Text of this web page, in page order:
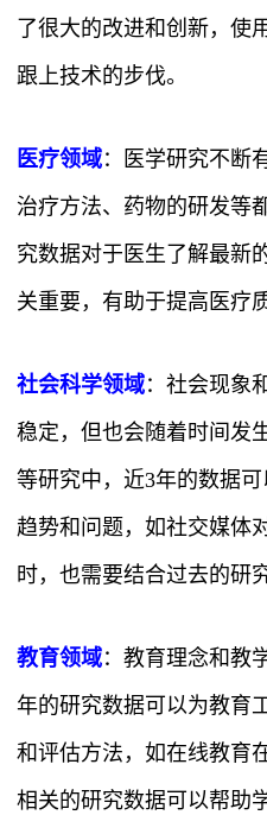
了很大的改进和创新，使
跟上技术的步伐。
医疗领域：医学研究不断
治疗方法、药物的研发等
究数据对于医生了解最新
关重要，有助于提高医疗
社会科学领域：社会现象
稳定，但也会随着时间发
等研究中，近3年的数据
趋势和问题，如社交媒体
时，也需要结合过去的研
教育领域：教育理念和教
年的研究数据可以为教育
和评估方法，如在线教育
相关的研究数据可以帮助